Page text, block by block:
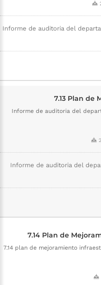
Informe de auditoria del
7.13 Plan de
Informe de auditoria del
Informe de auditoria del
7.14 Plan de
7.14 plan de mejoramiento